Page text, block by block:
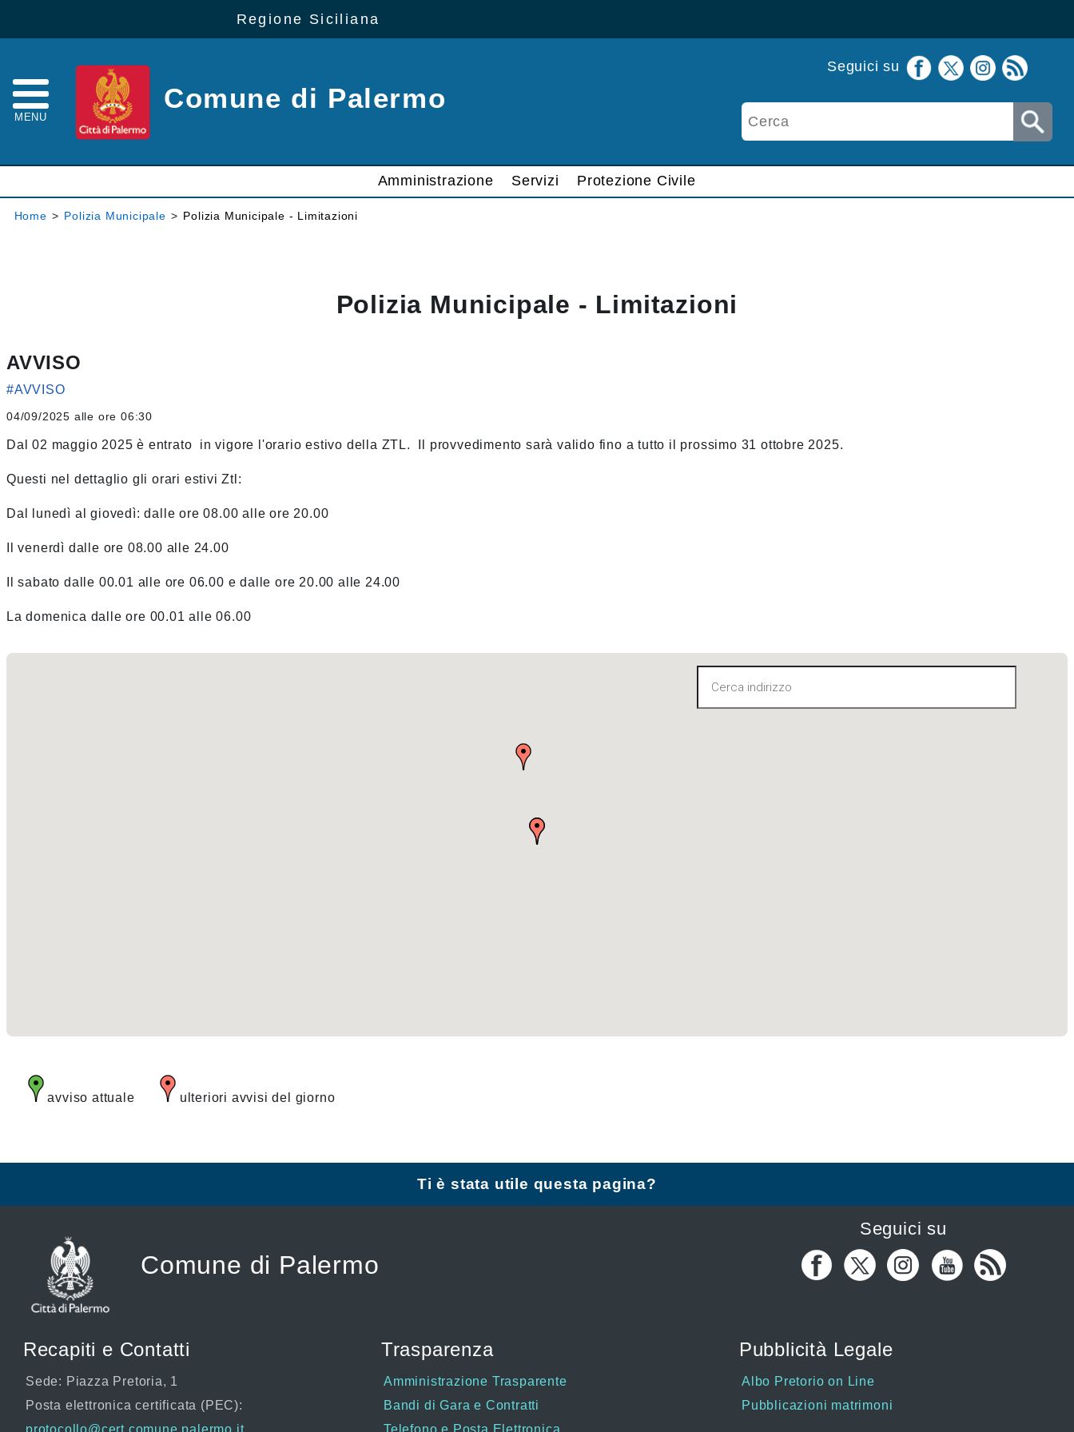
Regione Siciliana
MENU
Comune di Palermo
Seguici su
Amministrazione Servizi Protezione Civile
Home > Polizia Municipale > Polizia Municipale - Limitazioni
Polizia Municipale - Limitazioni
AVVISO
#AVVISO
04/09/2025 alle ore 06:30
Dal 02 maggio 2025 è entrato in vigore l'orario estivo della ZTL. Il provvedimento sarà valido fino a tutto il prossimo 31 ottobre 2025.
Questi nel dettaglio gli orari estivi Ztl:
Dal lunedì al giovedì: dalle ore 08.00 alle ore 20.00
Il venerdì dalle ore 08.00 alle 24.00
Il sabato dalle 00.01 alle ore 06.00 e dalle ore 20.00 alle 24.00
La domenica dalle ore 00.01 alle 06.00
avviso attuale ulteriori avvisi del giorno
Ti è stata utile questa pagina?
Comune di Palermo
Recapiti e Contatti
Sede: Piazza Pretoria, 1
Posta elettronica certificata (PEC):
Trasparenza
Amministrazione Trasparente
Bandi di Gara e Contratti
Pubblicità Legale
Albo Pretorio on Line
Pubblicazioni matrimoni
Seguici su